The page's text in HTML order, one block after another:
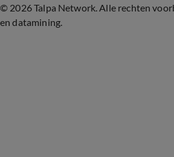
© 2026 Talpa Network. Alle rechten
en datamining.